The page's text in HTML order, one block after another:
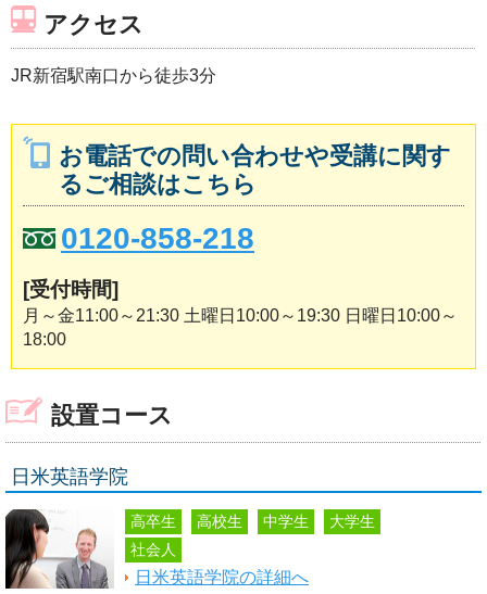
アクセス
JR新宿駅南口から徒歩3分
お電話での問い合わせや受講に関す
るご相談はこちら
0120-858-218
[受付時間]
月～金11:00～21:30 土曜日10:00～19:30 日曜日10:00～
18:00
設置コース
日米英語学院
高卒生 高校生 中学生
大学生
社会人
日米英語学院の詳細へ